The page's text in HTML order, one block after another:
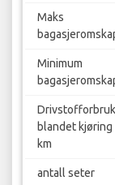
Maks
Minimum
blandet kjøring
km
antall seter